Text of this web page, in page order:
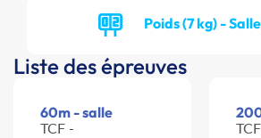
Poids (7 kg) -
Liste des épreuves
60m - salle
TCF -